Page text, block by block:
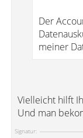
Der
meiner
Vielleicht hilft
Und man
Signatur: